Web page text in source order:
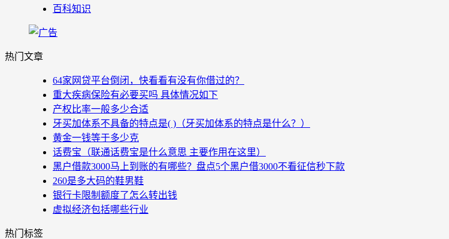
百科知识
热门文章
64家网贷平台倒闭，快看看有没有你借过的？
重大疾病保险有必要买吗 具体情况如下
产权比率一般多少合适
牙买加体系不具备的特点是( )（牙买加体系的特点是什么？）
黄金一钱等于多少克
话费宝（联通话费宝是什么意思 主要作用在这里）
黑户借款3000马上到账的有哪些？盘点5个黑户借3000不看征信秒下款
260是多大码的鞋男鞋
银行卡限制额度了怎么转出钱
虚拟经济包括哪些行业
热门标签